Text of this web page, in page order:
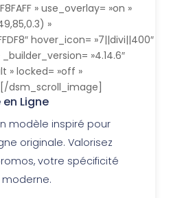
» use_overlay= »on »
»
hover_icon= »7||divi||400″
»4.14.6″
» locked= »off »
dsm_scroll_image]
Ligne
modèle inspiré pour
originale. Valorisez
votre spécificité